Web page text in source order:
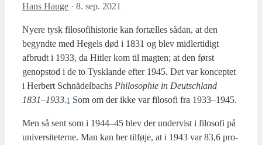
Hans Hauge · 8. sep. 2021
Nye­re tysk filo­so­fi­hi­sto­rie kan for­tæl­les sådan, at den
begynd­te med Hegels død i 1831 og blev mid­ler­ti­digt
afbrudt i 1933, da Hit­ler kom til mag­ten; at den først
genop­stod i de to Tys­klan­de efter 1945. Det var kon­cep­tet
i Her­bert Schnä­del­ba­chs Phi­los­op­hie in Deut­schland
1831–1933.1 Som om der ikke var filo­so­fi fra 1933–1945.
Men så sent som i 1944–45 blev der under­vist i filo­so­fi på
uni­ver­si­te­ter­ne. Man kan her til­fø­je, at i 1943 var 83,6 pro­